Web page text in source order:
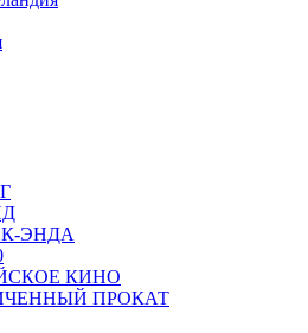
ЭНДА
КИНО
ПРОКАТ